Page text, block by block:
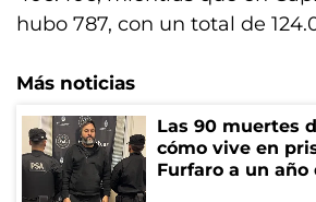
hubo 787, con un total de
Más noticias
Las 90 muertes
cómo vive en
Furfaro a un